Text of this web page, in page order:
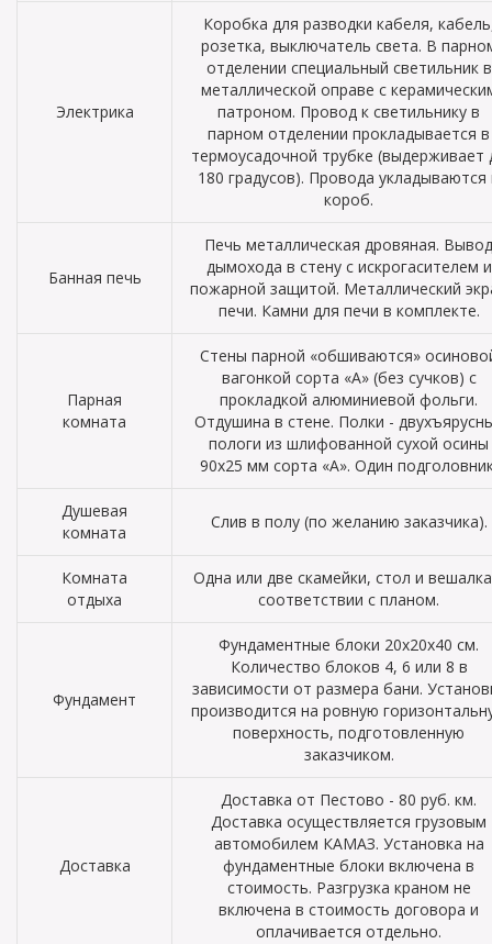
Электрика
Коробка для разводки кабеля,
розетка, выключатель света. В
отделении специальный светильник в
металлической оправе с
патроном. Провод к светильнику в
парном отделении прокладывается в
термоусадочной трубке (выдерживает
180 градусов). Провода укладываются
короб.
Банная печь
Печь металлическая дровяная. Вывод
дымохода в стену с искрогасителем и
пожарной защитой. Металлический
печи. Камни для печи в комплекте.
Парная
комната
Стены парной «обшиваются»
вагонкой сорта «А» (без сучков) с
прокладкой алюминиевой фольги.
Отдушина в стене. Полки -
пологи из шлифованной сухой осины
90х25 мм сорта «А». Один
Душевая
комната
Слив в полу (по желанию заказчика).
Комната
отдыха
Одна или две скамейки, стол и
соответствии с планом.
Фундамент
Фундаментные блоки 20х20х40 см.
Количество блоков 4, 6 или 8 в
зависимости от размера бани.
производится на ровную
поверхность, подготовленную
заказчиком.
Доставка
Доставка от Пестово - 80 руб. км.
Доставка осуществляется грузовым
автомобилем КАМАЗ. Установка на
фундаментные блоки включена в
стоимость. Разгрузка краном не
включена в стоимость договора и
оплачивается отдельно.